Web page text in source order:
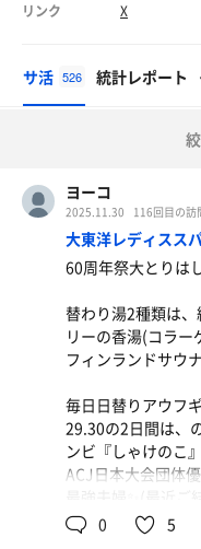
リンク
X
サ活 526 統計レポート
ヨーコ
2025.11.30 116回目の訪
大東洋レディスス
60周年祭大とりは
替わり湯2種類は
リーの香湯(コラ
フィンランドサウ
毎日日替りアウフ
29.30の2日間は、
ンビ『しゃけのこ
ACJ日本大会団体
最強夫婦✨(最近
0 5